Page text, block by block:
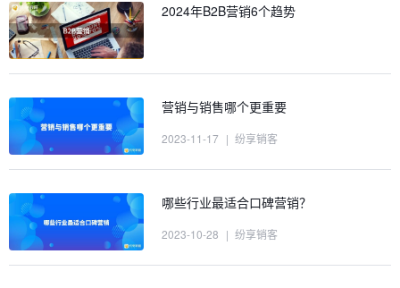
2024年B2B营销6个趋势
营销与销售哪个更重要
2023-11-17 | 纷享销客
哪些行业最适合口碑营销？
2023-10-28 | 纷享销客